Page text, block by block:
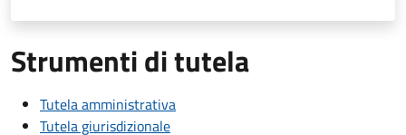
Strumenti di tutela
Tutela amministrativa
Tutela giurisdizionale